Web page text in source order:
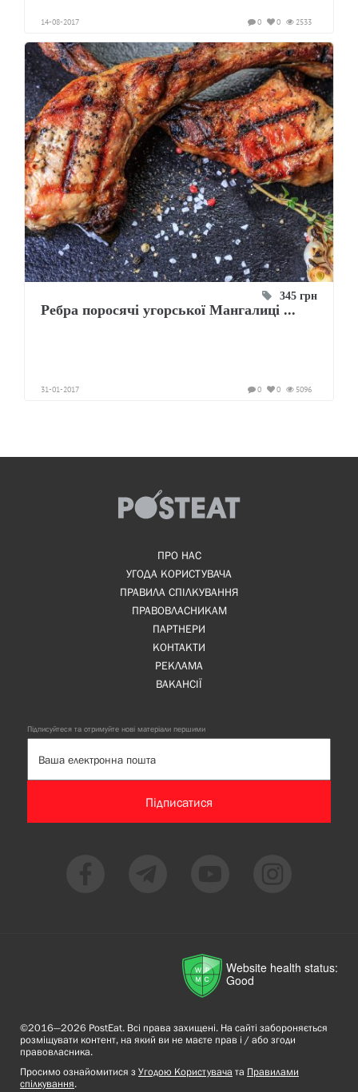
14-08-2017 2533
0
0
345 грн
Ребра поросячі угорської Мангалиці ...
31-01-2017 5096
0
0
ПРО НАС
УГОДА КОРИСТУВАЧА
ПРАВИЛА СПІЛКУВАННЯ
ПРАВОВЛАСНИКАМ
ПАРТНЕРИ
КОНТАКТИ
РЕКЛАМА
ВАКАНСІЇ
Підписуйтеся та отримуйте нові матеріали першими
Підписатися
Website health status:
Good
©2016—2026 PostEat. Всі права захищені. На сайті забороняється
розміщувати контент, на який ви не маєте прав і / або згоди
правовласника.
Просимо ознайомитися з Угодою Користувача та Правилами
спілкування.